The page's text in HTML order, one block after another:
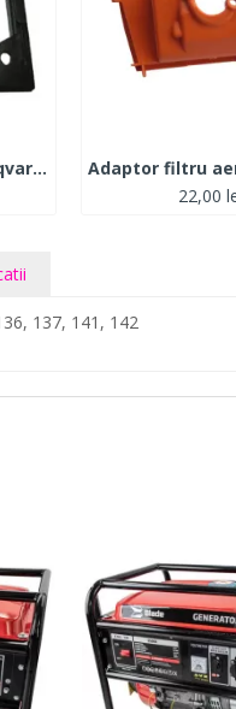
Adaptor filtru aer Husqvarna 61, 268, 272
22,00
137, 141, 142